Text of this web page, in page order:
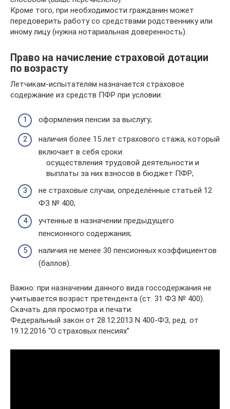
Кроме того, при необходимости гражданин может
передоверить работу со средствами родственнику или
иному лицу (нужна нотариальная доверенность).
Право на начисление страховой дотации
по возрасту
Летчикам-испытателям назначается страховое
содержание из средств ПФР при условии:
оформления пенсии за выслугу;
наличия более 15 лет страхового стажа, который
включает в себя сроки:
осуществления трудовой деятельности и
выплаты за них взносов в бюджет ПФР;
не страховые случаи, определённые статьей 12
ФЗ № 400;
учтенные в назначении предыдущего
пенсионного содержания;
наличия не менее 30 пенсионных коэффициентов
(баллов).
Важно: при назначении данного вида госсодержания не
учитывается возраст претендента (ст. 31 ФЗ № 400).
Скачать для просмотра и печати:
Федеральный закон от 28.12.2013 N 400-ФЗ, ред. от
19.12.2016 “О страховых пенсиях”